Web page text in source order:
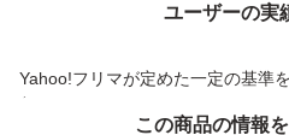
※出品用に現物を撮影しまし
メーカー写真を使用していま
ユーザーの実
Yahoo!フリマが定めた一定の基準
付与しています
価格の相談
この商品の情報
この商品をみている人にオス